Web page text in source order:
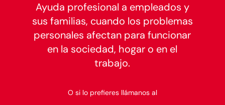
Ayuda profesional a empleados y
sus familias, cuando los problemas
personales afectan para funcionar
en la sociedad, hogar o en el
trabajo.
O si lo prefieres llámanos al